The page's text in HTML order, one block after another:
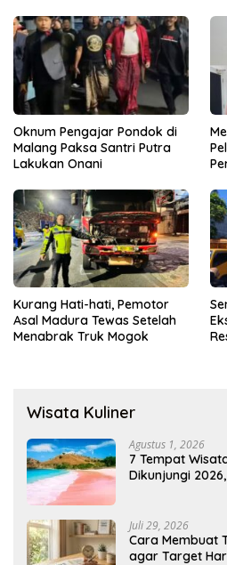
Oknum Pengajar Pondok di
Malang Paksa Santri Putra
Lakukan Onani
Kurang Hati-hati, Pemotor
Asal Madura Tewas Setelah
Menabrak Truk Mogok
Wisata Kuliner
Agustus 1, 2026
7 Tempat
Dikunjungi
Juli 29, 2026
Cara Membuat
agar Target